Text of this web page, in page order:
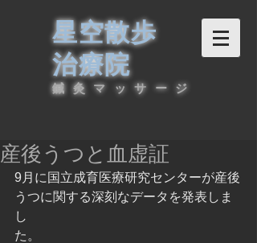
星空散歩
治療院
鍼灸マッサージ
産後うつと血虚証
9月に国立成育医療研究センターが産後
うつに関する深刻なデータを発表しま
し
た。